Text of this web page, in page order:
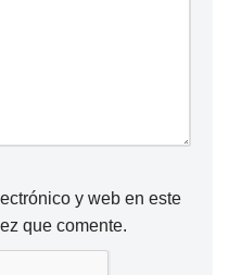
y web en este
que comente.